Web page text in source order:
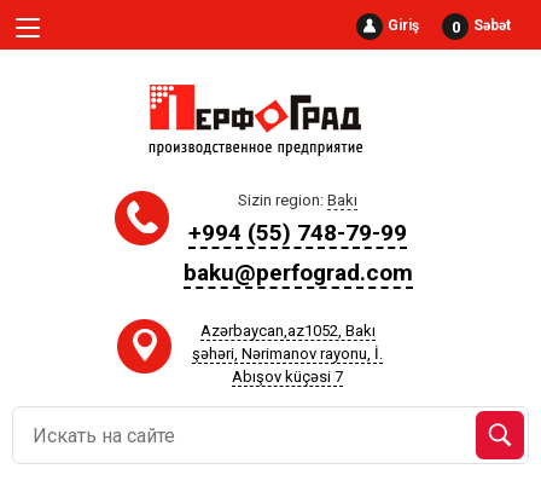
Giriş 0 Səbət
Sizin region: Bakı
+994 (55) 748-79-99
baku@perfograd.com
Azərbaycan,az1052, Bakı
şəhəri, Nərimanov rayonu, İ.
Abışov küçəsi 7